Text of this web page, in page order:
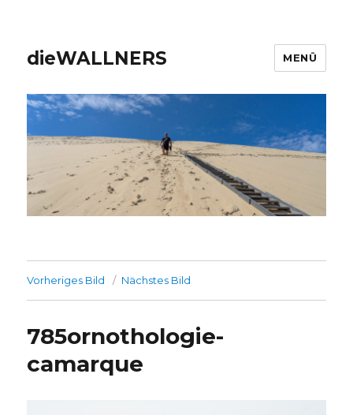
dieWALLNERS MENÜ
Vorheriges Bild Nächstes Bild
785ornothologie-
camarque